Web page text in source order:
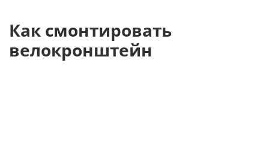
Как смонтировать
велокронштейн